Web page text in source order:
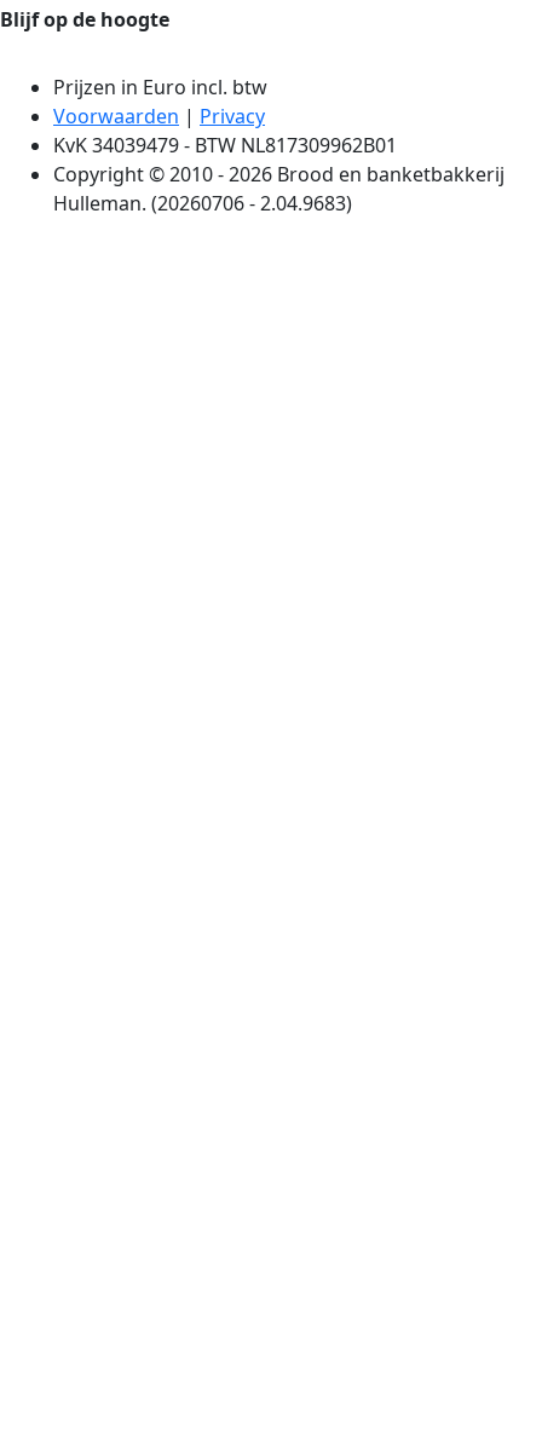
Blijf op de hoogte
Prijzen in Euro incl. btw
Voorwaarden | Privacy
KvK 34039479 - BTW NL817309962B01
Copyright © 2010 - 2026 Brood en banketbakkerij
Hulleman. (20260706 - 2.04.9683)